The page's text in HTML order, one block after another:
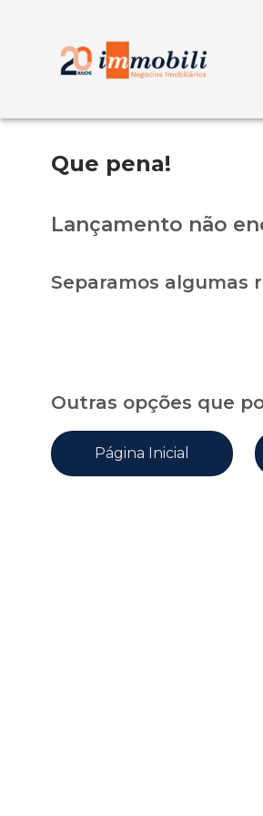
Que pena!
Lançamento não
Separamos algumas
Outras opções que
Página Inicial